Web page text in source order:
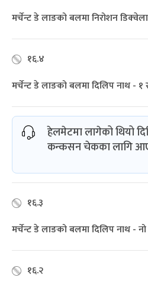
मर्चेन्ट डे लाङको बलमा निरोशन
१६.४
मर्चेन्ट डे लाङको बलमा दिलिप नाथ - १
हेलमेटमा लागेको थियो
कन्कसन चेकका लागि
१६.३
मर्चेन्ट डे लाङको बलमा दिलिप नाथ -
१६.२